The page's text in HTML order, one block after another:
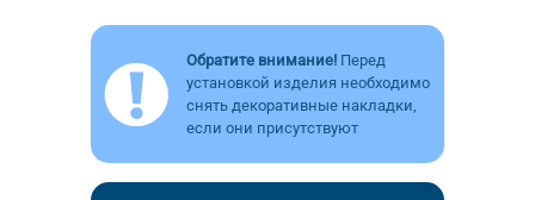
Обратите внимание! Перед
установкой изделия необходимо
снять декоративные накладки,
если они присутствуют